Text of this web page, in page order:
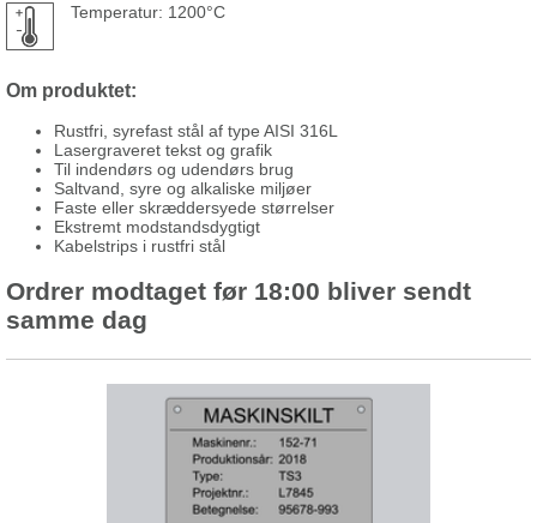
Temperatur: 1200°C
Om produktet:
Rustfri, syrefast stål af type AISI 316L
Lasergraveret tekst og grafik
Til indendørs og udendørs brug
Saltvand, syre og alkaliske miljøer
Faste eller skræddersyede størrelser
Ekstremt modstandsdygtigt
Kabelstrips i rustfri stål
Ordrer modtaget før 18:00 bliver sendt
samme dag